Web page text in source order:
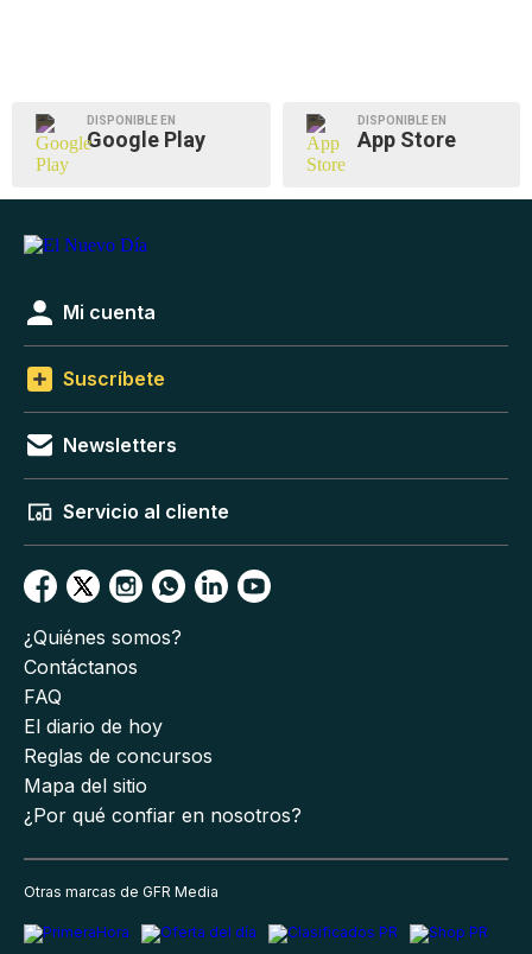
DISPONIBLE EN
Google Play
DISPONIBLE EN
App Store
Mi cuenta
Suscríbete
Newsletters
Servicio al cliente
¿Quiénes somos?
Contáctanos
FAQ
El diario de hoy
Reglas de concursos
Mapa del sitio
¿Por qué confiar en nosotros?
Otras marcas de GFR Media